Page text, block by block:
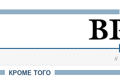
//
КРОМЕ ТОГО